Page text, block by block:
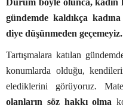
gündemde kaldıkça
diye düşünmeden geçemeyiz.
Tartışmalara katılan
konumlarda olduğu,
elediklerini görüyoruz.
olanların söz hakkı olma